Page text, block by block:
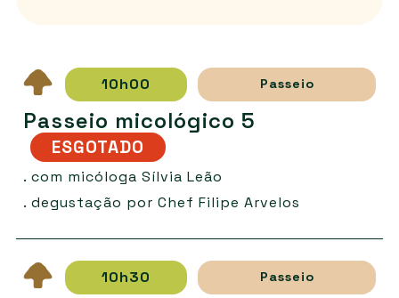
10h00 Passeio
Passeio micológico 5
ESGOTADO
. com micóloga Sílvia Leão
. degustação por Chef Filipe Arvelos
10h30 Passeio